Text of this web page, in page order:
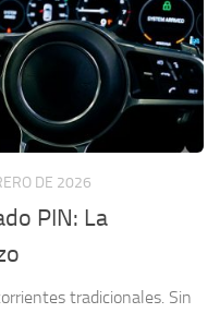
DE 2026
PIN: La
tradicionales. Sin